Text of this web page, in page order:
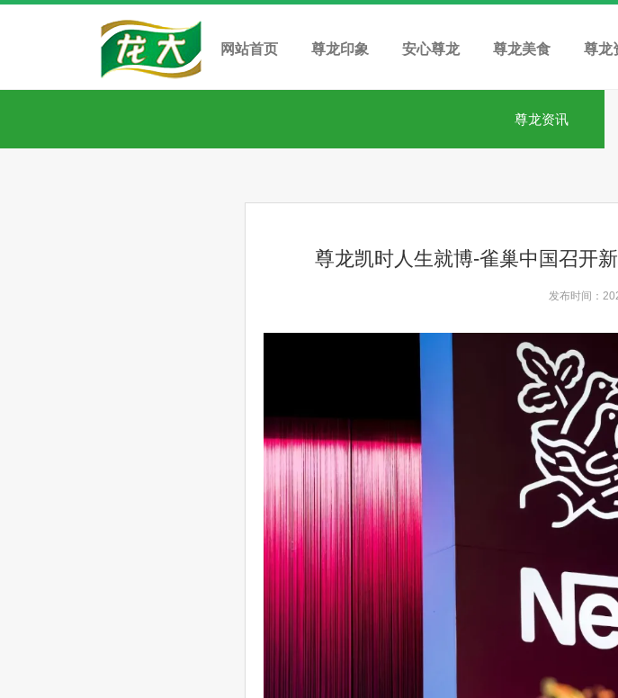
网站首页 尊龙印象 安心尊龙 尊龙美食 尊龙
尊龙资讯
尊龙凯时人生就博-雀巢中国召开
发布时间：